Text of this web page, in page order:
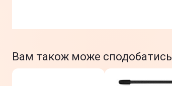
Вам також може сподобатись